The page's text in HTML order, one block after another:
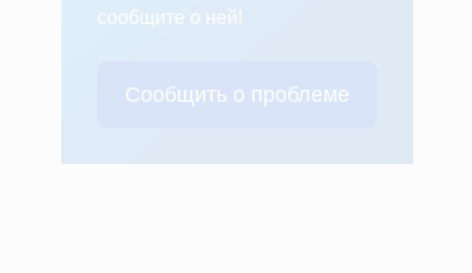
сообщите о ней!
Сообщить о проблеме